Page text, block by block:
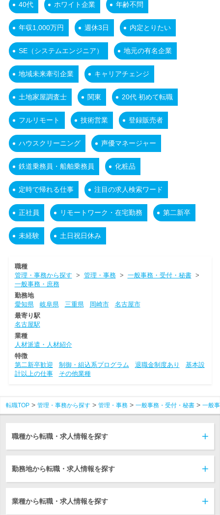
40代 ホワイト企業 年齢不問
年収1,000万円 週休3日 内定とりたい
SE（システムエンジニア） 地元の有名企業
地域未来牽引企業 キャリアチェンジ
土地家屋調査士 関東 20代 初めて転職
フルリモート 技術営業 登録販売者
ハウスクリーニング 声優マネージャー
鉄道乗務員・船舶乗務員 化粧品
定時で帰れる仕事 注目の求人検索ワード
正社員 リモートワーク・在宅勤務 第二新卒
未経験 土日祝日休み
職種
管理・事務から探す > 管理・事務> 一般事務・受付・秘書>
一般事務・庶務
勤務地
愛知県
岐阜県 三重県 岡崎市
名古屋市
最寄り駅
名古屋駅
業種
人材派遣・人材紹介
特徴
第二新卒歓迎
制御・組込系プログラム 退職金制度あり
基本設
計以上の仕事
その他業種
転職TOP 管理・事務から探す 管理・事務 一般事務・受付・秘書 一般
職種から転職・求人情報を探す
勤務地から転職・求人情報を探す
業種から転職・求人情報を探す